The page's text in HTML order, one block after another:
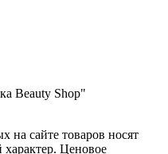
Beauty Shop"
на сайте товаров носят
Ценовое